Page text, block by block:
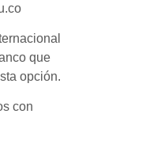
que
opción.
con